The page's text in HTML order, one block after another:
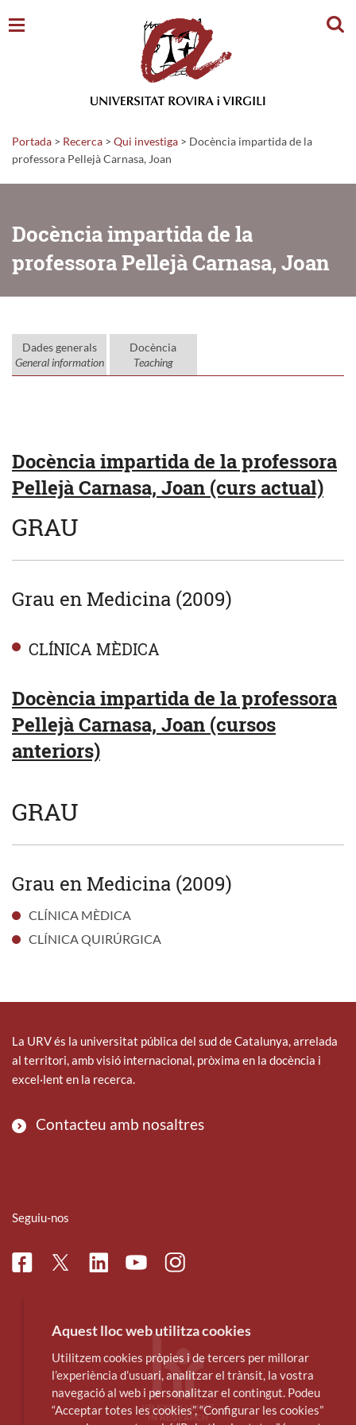
Portada > Recerca > Qui investiga > Docència impartida de la
professora Pellejà Carnasa, Joan
Docència impartida de la
professora Pellejà Carnasa, Joan
Dades generals
General information
Docència
Teaching
Docència impartida de la professora
Pellejà Carnasa, Joan (curs actual)
GRAU
Grau en Medicina (2009)
CLÍNICA MÈDICA
Docència impartida de la professora
Pellejà Carnasa, Joan (cursos
anteriors)
GRAU
Grau en Medicina (2009)
CLÍNICA MÈDICA
CLÍNICA QUIRÚRGICA
La URV és la universitat pública del sud de Catalunya, arrelada
al territori, amb visió internacional, pròxima en la docència i
excel·lent en la recerca.
Contacteu amb nosaltres
Seguiu-nos
FacebookTwitterLinkedinYoutubeInstagram
Aquest lloc web utilitza cookies
Utilitzem cookies pròpies i de tercers per millorar
l’experiència d’usuari, analitzar el trànsit, la vostra
navegació al web i personalitzar el contingut. Podeu
“Acceptar totes les cookies”, “Configurar les cookies”